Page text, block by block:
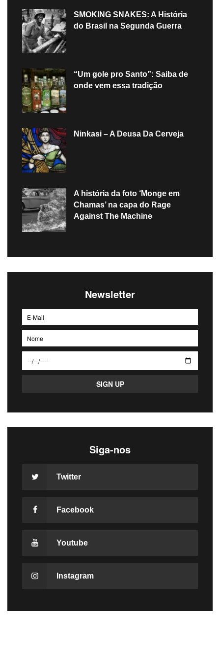
SMOKING SNAKES: A História
do Brasil na Segunda Guerra
“Um gole pro Santo”: Saiba de
onde vem essa tradição
Ninkasi – A Deusa Da Cerveja
A história da foto ‘Monge em
Chamas’ na capa do Rage
Against The Machine
Newsletter
Siga-nos
Twitter
Facebook
Youtube
Instagram